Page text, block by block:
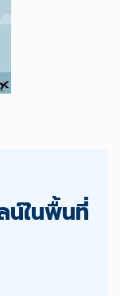
น์ในพื้นที่